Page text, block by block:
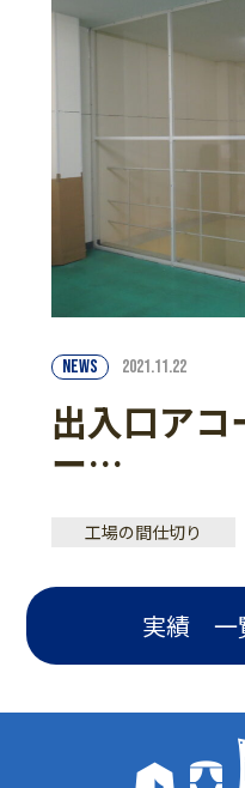
NEWS 2021.11.22
出入口アコ
ー…
工場の間仕切り
実績 一